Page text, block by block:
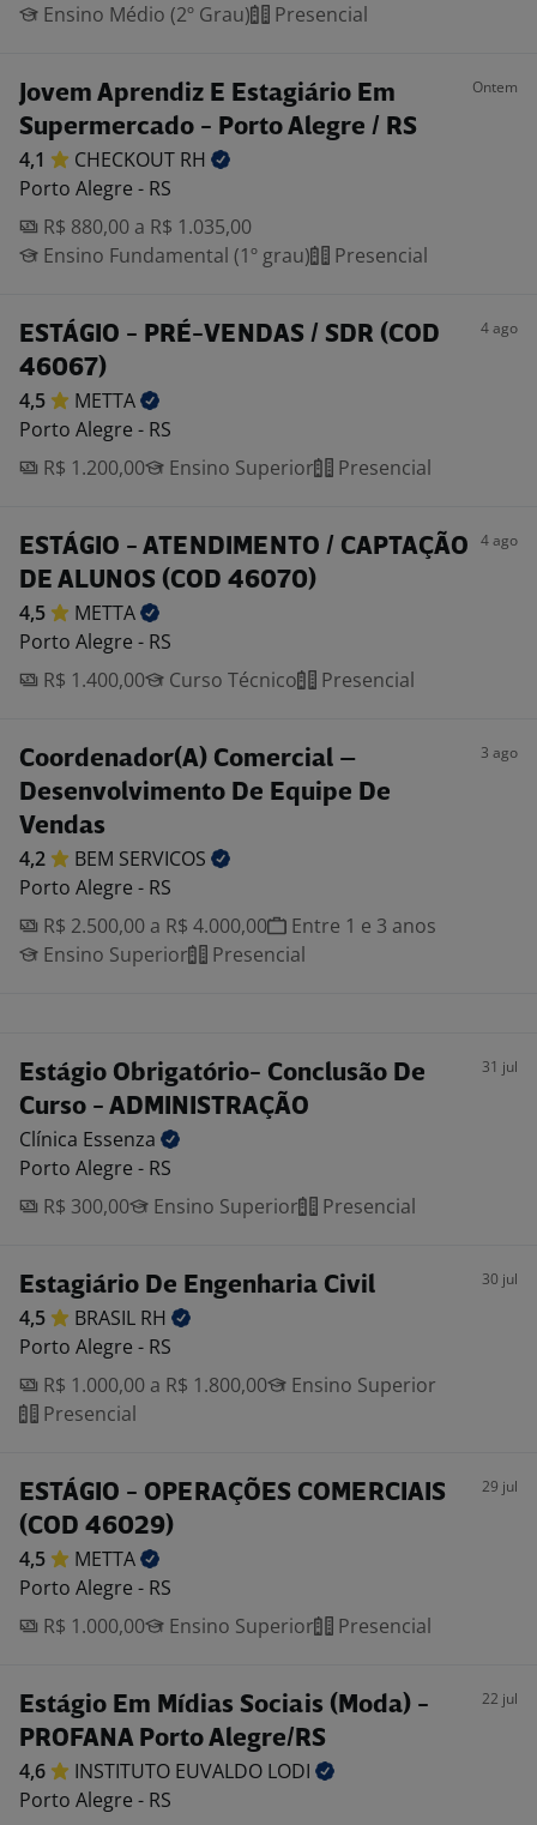
Ensino Médio (2º Grau)
Presencial
Jovem Aprendiz E Estagiário Em
Supermercado - Porto Alegre / RS
Ontem
4,1 CHECKOUT RH
Porto Alegre - RS
R$ 880,00 a R$ 1.035,00
Ensino Fundamental (1º grau)
Presencial
ESTÁGIO - PRÉ-VENDAS / SDR (COD
46067)
4 ago
4,5
METTA
Porto Alegre - RS
R$ 1.200,00
Ensino Superior Presencial
ESTÁGIO - ATENDIMENTO / CAPTAÇÃO
DE ALUNOS (COD 46070)
4 ago
4,5
METTA
Porto Alegre - RS
R$ 1.400,00
Curso Técnico Presencial
Coordenador(A) Comercial –
Desenvolvimento De Equipe De
Vendas
3 ago
4,2 BEM SERVICOS
Porto Alegre - RS
R$ 2.500,00 a R$ 4.000,00
Entre 1 e 3 anos
Ensino Superior
Presencial
Estágio Obrigatório- Conclusão De
Curso - ADMINISTRAÇÃO
31 jul
Clínica Essenza
Porto Alegre - RS
R$ 300,00
Ensino Superior Presencial
Estagiário De Engenharia Civil 30 jul
4,5 BRASIL RH
Porto Alegre - RS
R$ 1.000,00 a R$ 1.800,00
Ensino Superior
Presencial
ESTÁGIO - OPERAÇÕES COMERCIAIS
(COD 46029)
29 jul
4,5
METTA
Porto Alegre - RS
R$ 1.000,00
Ensino Superior Presencial
Estágio Em Mídias Sociais (Moda) -
PROFANA Porto Alegre/RS
22 jul
4,6 INSTITUTO EUVALDO LODI
Porto Alegre - RS